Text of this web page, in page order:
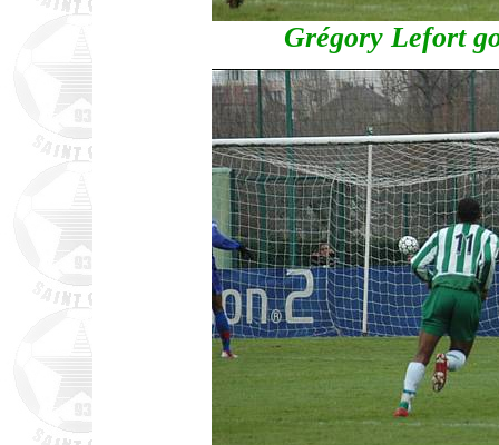
Grégory Lefort